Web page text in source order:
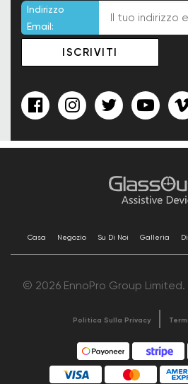
Indirizzo
Email:
Casa Negozio Su Di Noi Galleria
© 2026 EnnoPro Group
Politica Sulla Privacy